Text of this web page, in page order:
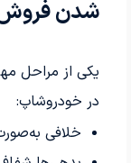
شدن
یکی از مراحل
در خودروشاپ:
خلافی